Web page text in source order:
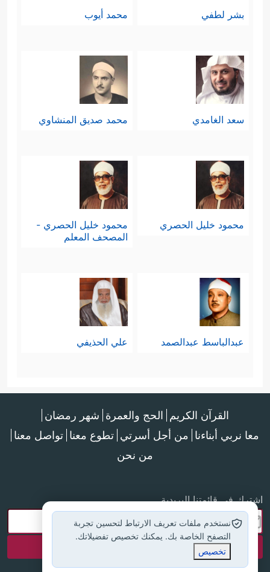
بشر لطفي محمد أيوب
سعد الغامدي محمد صديق المنشاوي
محمود خليل الحصري
محمود خليل الحصري -
المصحف المعلم
عبدالباسط عبدالصمد علي الحذيفي
القرآن الكريم الحج والعمرة شهر رمضان
معا نربي أبناءنا من أجل أسرتي تطوع معنا تواصل معنا
من نحن
اشترك في قائمتنا البريدية
نستخدم ملفات تعريف الارتباط لتحسين تجربة
التصفح الخاصة بك. يمكنك تخصيص تفضيلاتك.
تخصيص